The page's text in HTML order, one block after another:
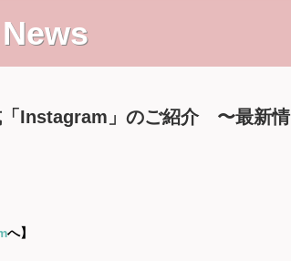
News
「Instagram」のご紹介 〜最新情
へ】